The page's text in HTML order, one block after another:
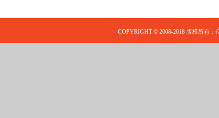
COPYRIGHT © 2008-2018 版权所有：